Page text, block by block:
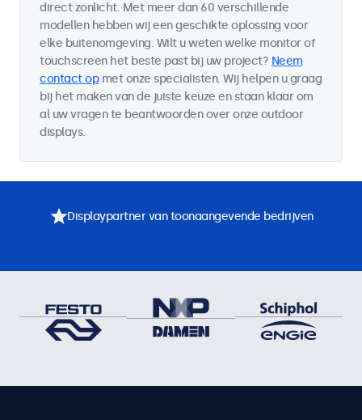
direct zonlicht. Met meer dan 60 verschillende
modellen hebben wij een geschikte oplossing voor
elke buitenomgeving. Wilt u weten welke monitor of
touchscreen het beste past bij uw project? Neem
contact opmet onze specialisten. Wij helpen u graag
bij het maken van de juiste keuze en staan klaar om
al uw vragen te beantwoorden over onze outdoor
displays.
Displaypartner van toonaangevende bedrijven